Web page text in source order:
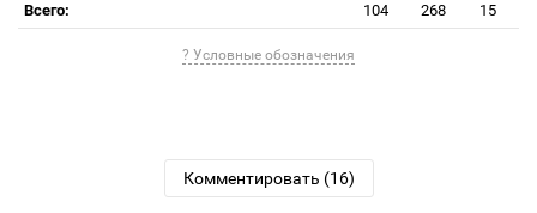
Всего:
104 268 15
? Условные обозначения
Комментировать (16)